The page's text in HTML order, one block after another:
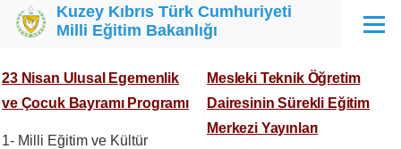
Ana içeriğe atla
Kuzey Kıbrıs Türk Cumhuriyeti
Milli Eğitim Bakanlığı
Menü
23 Nisan Ulusal Egemenlik
ve Çocuk Bayramı Programı
1- Milli Eğitim ve Kültür
Mesleki Teknik Öğretim
Dairesinin Sürekli Eğitim
Merkezi Yayınları